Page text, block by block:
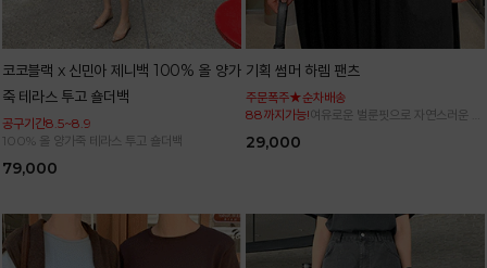
코코블랙 x 신민아 제니백 100% 올 양가
죽 테라스 투고 숄더백
공구기간8.5~8.9
100% 올 양가죽 테라스 투고 숄더백
79,000
기획 썸머 하렘 팬츠
주문폭주★순차배송
88까지가능!여유로운 벌룬핏으로 자연스러운 체
29,000